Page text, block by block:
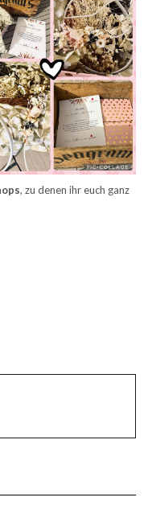
, zu denen ihr euch ganz